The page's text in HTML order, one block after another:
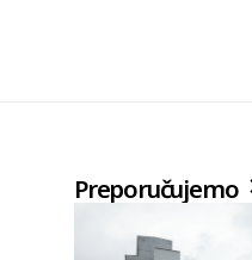
Preporučujemo